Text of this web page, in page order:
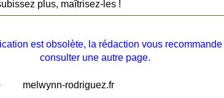
plus, maîtrisez-les !
est obsolète, la rédaction vous recommande
consulter une autre page.
melwynn-rodriguez.fr